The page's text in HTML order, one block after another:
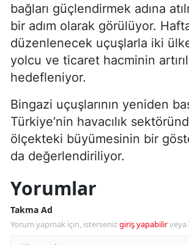
bağları güçlendirmek adına
bir adım olarak görülüyor.
düzenlenecek uçuşlarla iki
yolcu ve ticaret hacminin
hedefleniyor.
Bingazi uçuşlarının yeniden
Türkiye’nin havacılık
ölçekteki büyümesinin bir
da değerlendiriliyor.
Yorumlar
Takma Ad
Yorum yapmak için, istersenizgiriş yapabilirveya